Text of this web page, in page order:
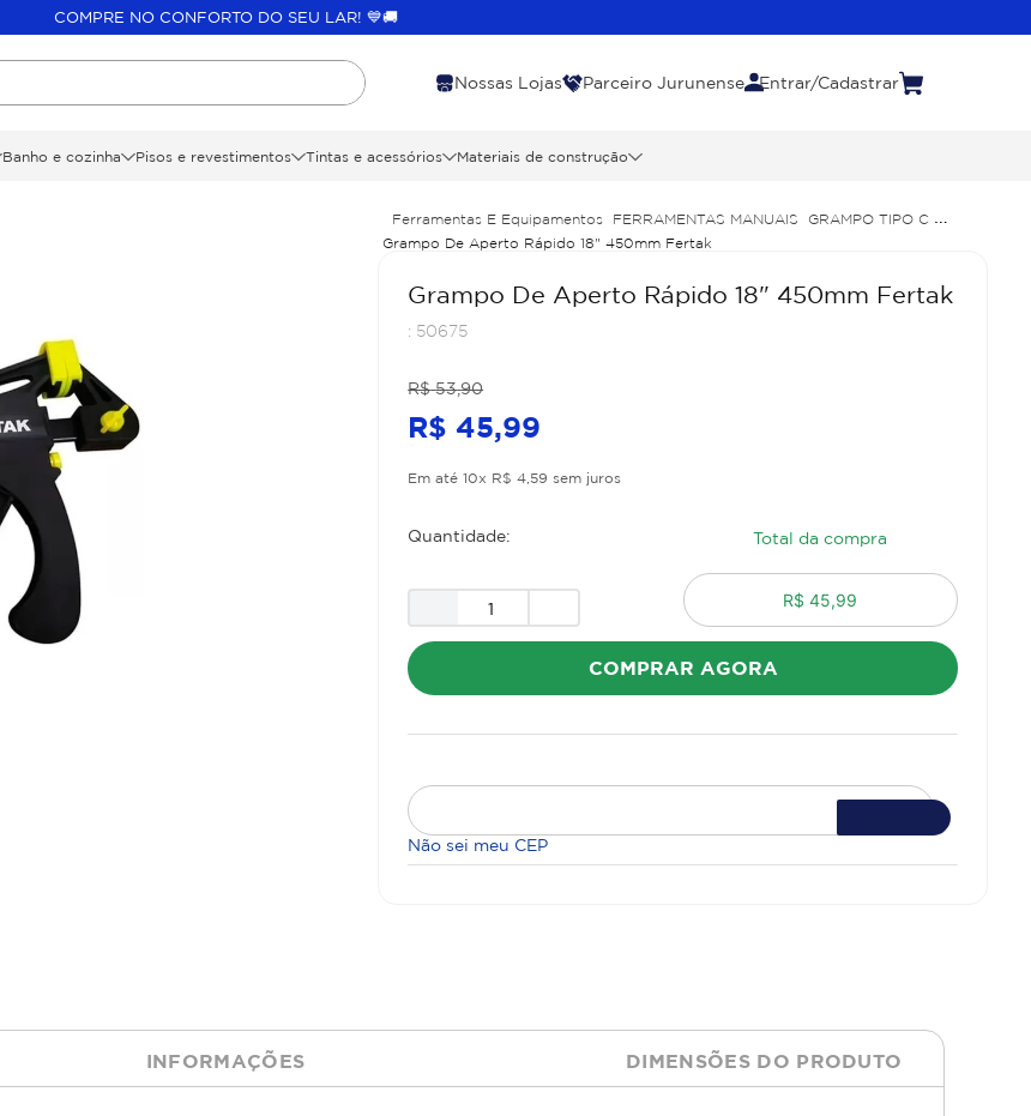
COMPRE NO CONFORTO DO SEU LAR! 💙🚚
Nossas Lojas Parceiro Jurunense Entrar/Cadastrar
Banho e cozinha Pisos e revestimentos Tintas e acessórios Materiais de construção
Ferramentas E Equipamentos FERRAMENTAS MANUAIS
GRAMPO TIPO C
Grampo De Aperto Rápido 18" 450mm Fertak
Grampo De Aperto Rápido 18" 450mm Fertak
: 50675
R$ 53,90
R$ 45,99
Em até10x R$ 4 59 sem juros
Quantidade: Total da compra
R$ 45,99
COMPRAR AGORA
Não sei meu CEP
INFORMAÇÕES DIMENSÕES DO PRODUTO